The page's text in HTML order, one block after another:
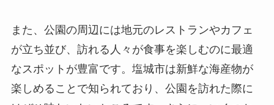
また、公園の周辺には地元のレストランやカフェ
が立ち並び、訪れる人々が食事を楽しむのに最適
なスポットが豊富です。塩城市は新鮮な海産物が
楽しめることで知られており、公園を訪れた際に